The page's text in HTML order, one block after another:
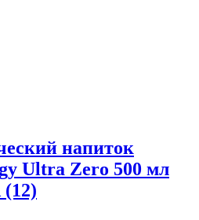
напиток
Ultra Zero 500 мл